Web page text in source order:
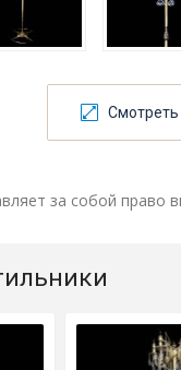
Смотреть
за собой право